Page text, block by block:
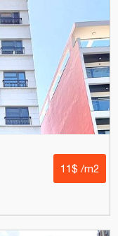
11$ /m2